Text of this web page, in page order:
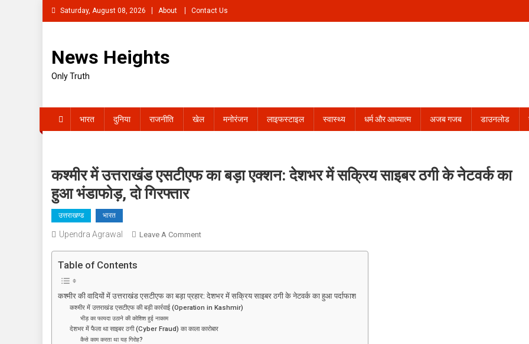
Skip
to
Saturday, August 08, 2026 About Contact Us
News Heights
Only Truth
भारत दुनिया राजनीति खेल मनोरंजन लाइफस्टाइल स्वास्थ्य धर्म और आध्यात्म अजब गजब डाउनलोड
कश्मीर में उत्तराखंड एसटीएफ का बड़ा एक्शन: देशभर में सक्रिय साइबर ठगी के नेटवर्क का
हुआ भंडाफोड़, दो गिरफ्तार
उत्तराखण्ड भारत
Upendra Agrawal Leave A CommentOn
एक्शन:
Table of Contents
कश्मीर की वादियों में उत्तराखंड एसटीएफ का बड़ा प्रहार: देशभर में सक्रिय साइबर ठगी के नेटवर्क का हुआ पर्दाफाश
कश्मीर में उत्तराखंड एसटीएफ की बड़ी कार्रवाई (Operation in Kashmir)
भीड़ का फायदा उठाने की कोशिश हुई नाकाम
देशभर में फैला था साइबर ठगी (Cyber Fraud) का काला कारोबार
कैसे काम करता था यह गिरोह?